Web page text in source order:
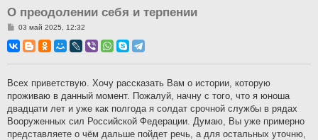
О преодолении себя и терпении
С
о
б
и
е
03 май 2025, 12:32
Всех приветствую. Хочу рассказать Вам о истории, которую
проживаю в данный момент. Пожалуй, начну с того, что я юноша
двадцати лет и уже как полгода я солдат срочной службы в рядах
Вооруженных сил Российской Федерации. Думаю, Вы уже примерно
представляете о чём дальше пойдет речь, а для остальных уточню,